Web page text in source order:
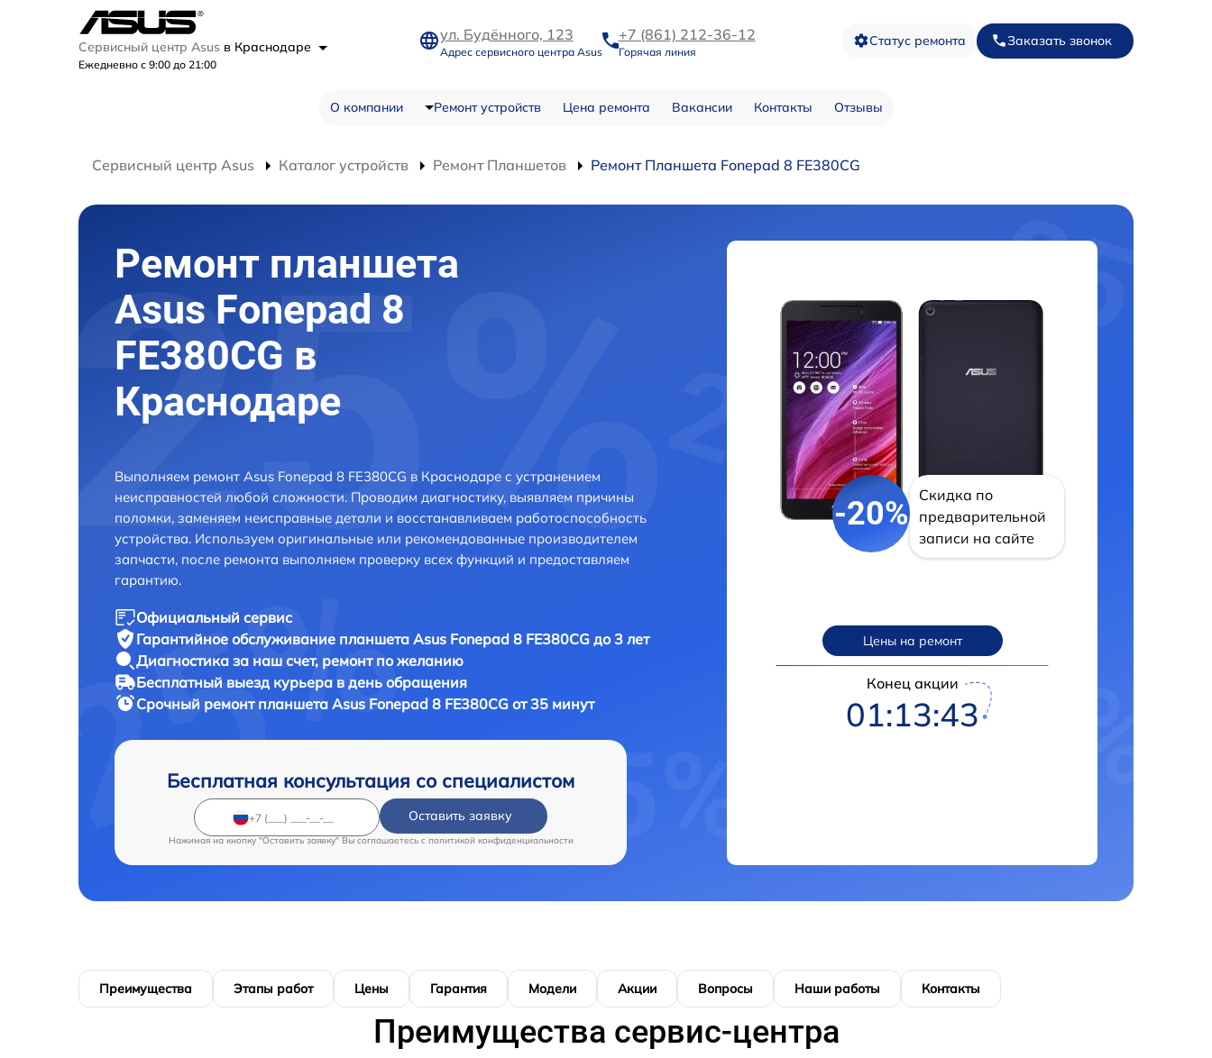
Сервисный центр Asus в Краснодаре
Ежедневно с 9:00 до 21:00
ул. Будённого, 123
Адрес сервисного центра Asus
+7 (861) 212-36-12
Горячая линия
Статус ремонта Заказать звонок
О компании Ремонт устройств Цена ремонта Вакансии Контакты Отзывы
Сервисный центр Asus Каталог устройств Ремонт Планшетов Ремонт Планшета Fonepad 8 FE380CG
Ремонт планшета
Asus Fonepad 8
FE380CG в
Краснодаре
Выполняем ремонт Asus Fonepad 8 FE380CG в Краснодаре с устранением
неисправностей любой сложности. Проводим диагностику, выявляем причины
поломки, заменяем неисправные детали и восстанавливаем работоспособность
устройства. Используем оригинальные или рекомендованные производителем
запчасти, после ремонта выполняем проверку всех функций и предоставляем
гарантию.
Официальный сервис
Гарантийное обслуживание планшета Asus Fonepad 8 FE380CG до 3 лет
Диагностика за наш счет, ремонт по желанию
Бесплатный выезд курьера в день обращения
Срочный ремонт планшета Asus Fonepad 8 FE380CG от 35 минут
Бесплатная консультация со специалистом
Оставить заявку
Нажимая на кнопку "Оставить заявку" Вы соглашаетесь c политикой конфиденциальности
-20%
Скидка по
предварительной
записи на сайте
Цены на ремонт
Конец акции
01:13:42
Преимущества Этапы работ Цены Гарантия Модели Акции Вопросы Наши работы Контакты
Преимущества сервис-центра